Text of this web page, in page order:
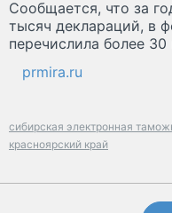
Сообщается, что за
тысяч деклараций, в
перечислила более
prmira.ru
сибирская электронная
красноярский край